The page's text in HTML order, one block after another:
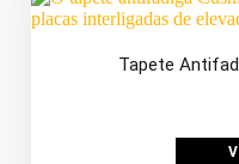
Tapete